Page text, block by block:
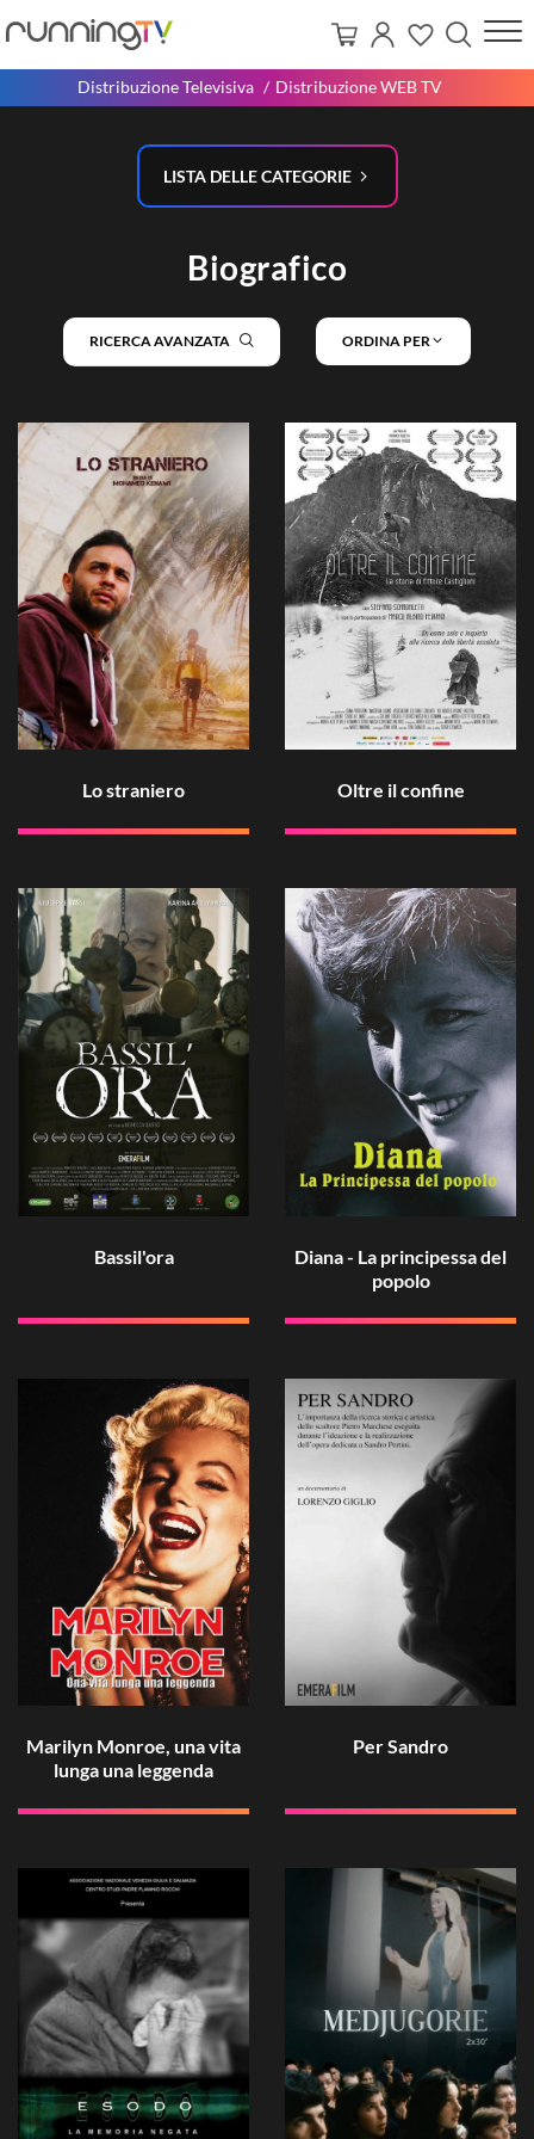
Distribuzione Televisiva Distribuzione WEB TV
LISTA DELLE CATEGORIE
Biografico
RICERCA AVANZATA ORDINA PER
Lo straniero Oltre il confine
Bassil'ora
Diana - La principessa del
popolo
Marilyn Monroe, una vita
lunga una leggenda
Per Sandro